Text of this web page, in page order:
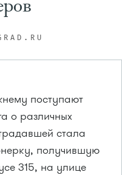
поступают
о различных
стала
получившую
315, на улице